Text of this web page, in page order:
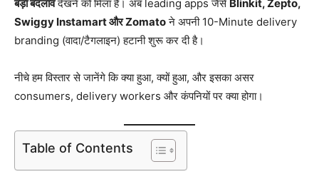
बड़ा बदलावदेखने को मिला है। अब leading apps जैसे Blinkit, Zepto,
Swiggy Instamart और Zomatoने अपनी 10-Minute delivery
branding (वादा/टैगलाइन) हटानी शुरू कर दी है।
नीचे हम विस्तार से जानेंगे कि क्या हुआ, क्यों हुआ, और इसका असर
consumers, delivery workers और कंपनियों पर क्या होगा।
Table of Contents